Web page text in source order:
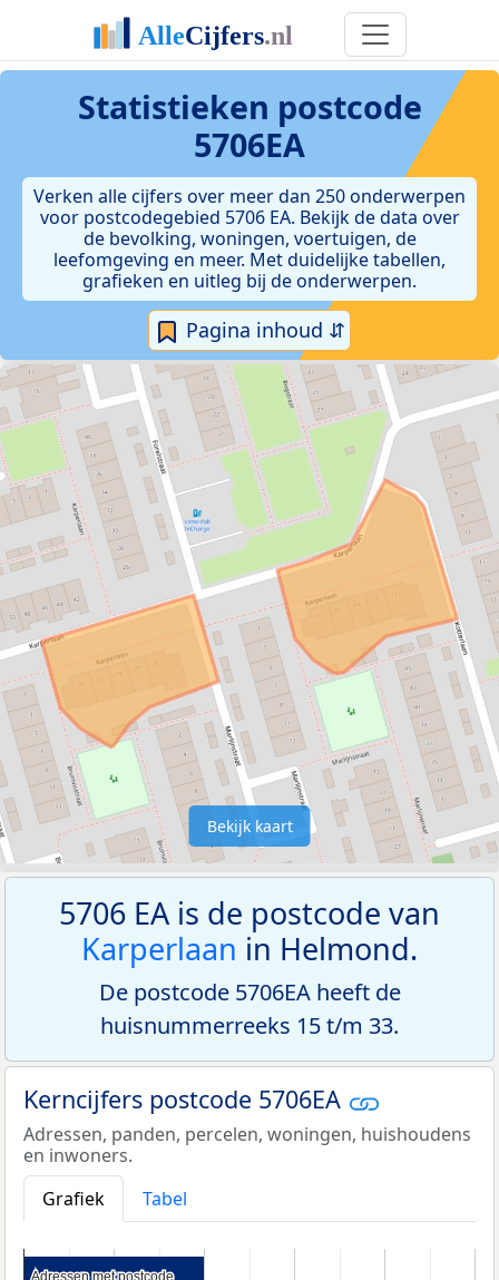
Statistieken postcode
5706EA
Verken alle cijfers over meer dan 250 onderwerpen
voor postcodegebied 5706 EA. Bekijk de data over
de bevolking, woningen, voertuigen, de
leefomgeving en meer. Met duidelijke tabellen,
grafieken en uitleg bij de onderwerpen.
Pagina inhoud ⇵
Bekijk kaart
5706 EA is de postcode van
Karperlaan in Helmond.
De postcode 5706EA heeft de
huisnummerreeks 15 t/m 33.
Kerncijfers postcode 5706EA
Adressen, panden, percelen, woningen, huishoudens
en inwoners.
Grafiek
Tabel
Adressen met postcode
Adressen met postcode